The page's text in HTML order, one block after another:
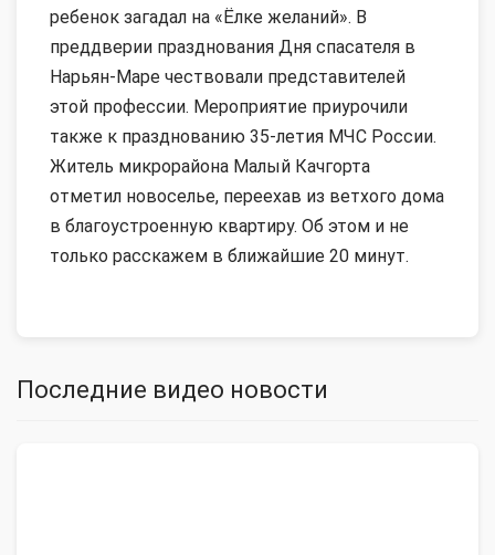
ребенок загадал на «Ёлке желаний». В
преддверии празднования Дня спасателя в
Нарьян-Маре чествовали представителей
этой профессии. Мероприятие приурочили
также к празднованию 35-летия МЧС России.
Житель микрорайона Малый Качгорта
отметил новоселье, переехав из ветхого дома
в благоустроенную квартиру. Об этом и не
только расскажем в ближайшие 20 минут.
Последние видео новости